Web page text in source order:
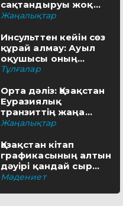
сақтандыруы жоқ
туристерге айыппұл
Жаңалықтар
Инсульттен кейін сөз
құрай алмау: Ауыл
оқушысы оның
шешімін тапты
Тұлғалар
Орта дәліз: Қазақстан
Еуразиялық
транзиттің жаңа
бағытын қалай салып
Жаңалықтар
Қазақстан кітап
графикасының алтын
дәуірі қандай сыр
бүгіп жатыр?
Мәдениет